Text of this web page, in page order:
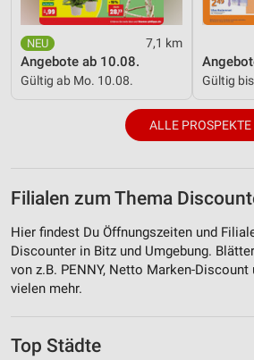
7,1 km
Angebote ab 10.08.
Gültig ab Mo. 10.08. Gültig
ALLE PROSPEKTE
Filialen zum Thema
Hier findest Du Öffnungszeiten und
Discounter in Bitz und Umgebung.
von z.B. PENNY, Netto Marken-Discount
vielen mehr.
Top Städte